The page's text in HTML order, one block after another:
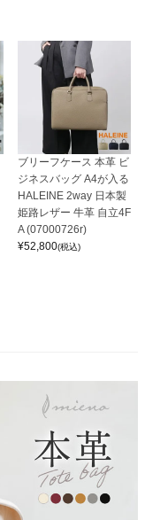
ブリーフケース 本革 ビ
ジネスバッグ A4が入る
HALEINE 2way 日本製
姫路レザー 牛革 自立4F
A (07000726r)
¥52,800(税込)